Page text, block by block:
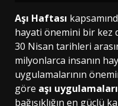
Aşı Haftası
hayati önemini bir kez
30 Nisan tarihleri
milyonlarca insanın
uygulamalarının
göre aşı uygulamaları
bağışıklığın en güçlü